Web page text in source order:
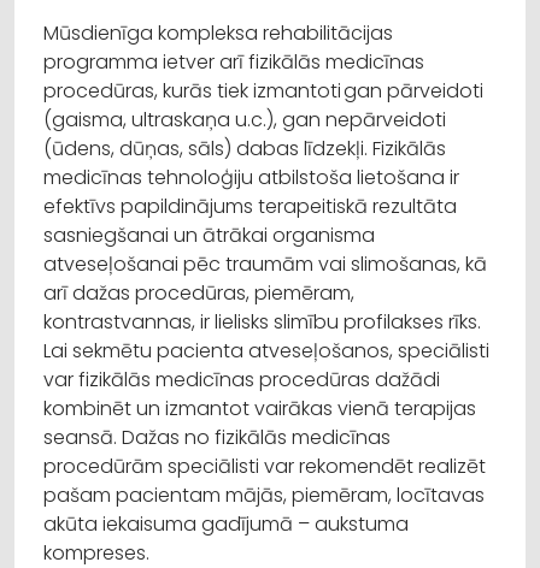
Mūsdienīga kompleksa rehabilitācijas
programma ietver arī fizikālās medicīnas
procedūras, kurās tiek izmantoti gan pārveidoti
(gaisma, ultraskaņa u.c.), gan nepārveidoti
(ūdens, dūņas, sāls) dabas līdzekļi. Fizikālās
medicīnas tehnoloģiju atbilstoša lietošana ir
efektīvs papildinājums terapeitiskā rezultāta
sasniegšanai un ātrākai organisma
atveseļošanai pēc traumām vai slimošanas, kā
arī dažas procedūras, piemēram,
kontrastvannas, ir lielisks slimību profilakses rīks.
Lai sekmētu pacienta atveseļošanos, speciālisti
var fizikālās medicīnas procedūras dažādi
kombinēt un izmantot vairākas vienā terapijas
seansā. Dažas no fizikālās medicīnas
procedūrām speciālisti var rekomendēt realizēt
pašam pacientam mājās, piemēram, locītavas
akūta iekaisuma gadījumā – aukstuma
kompreses.